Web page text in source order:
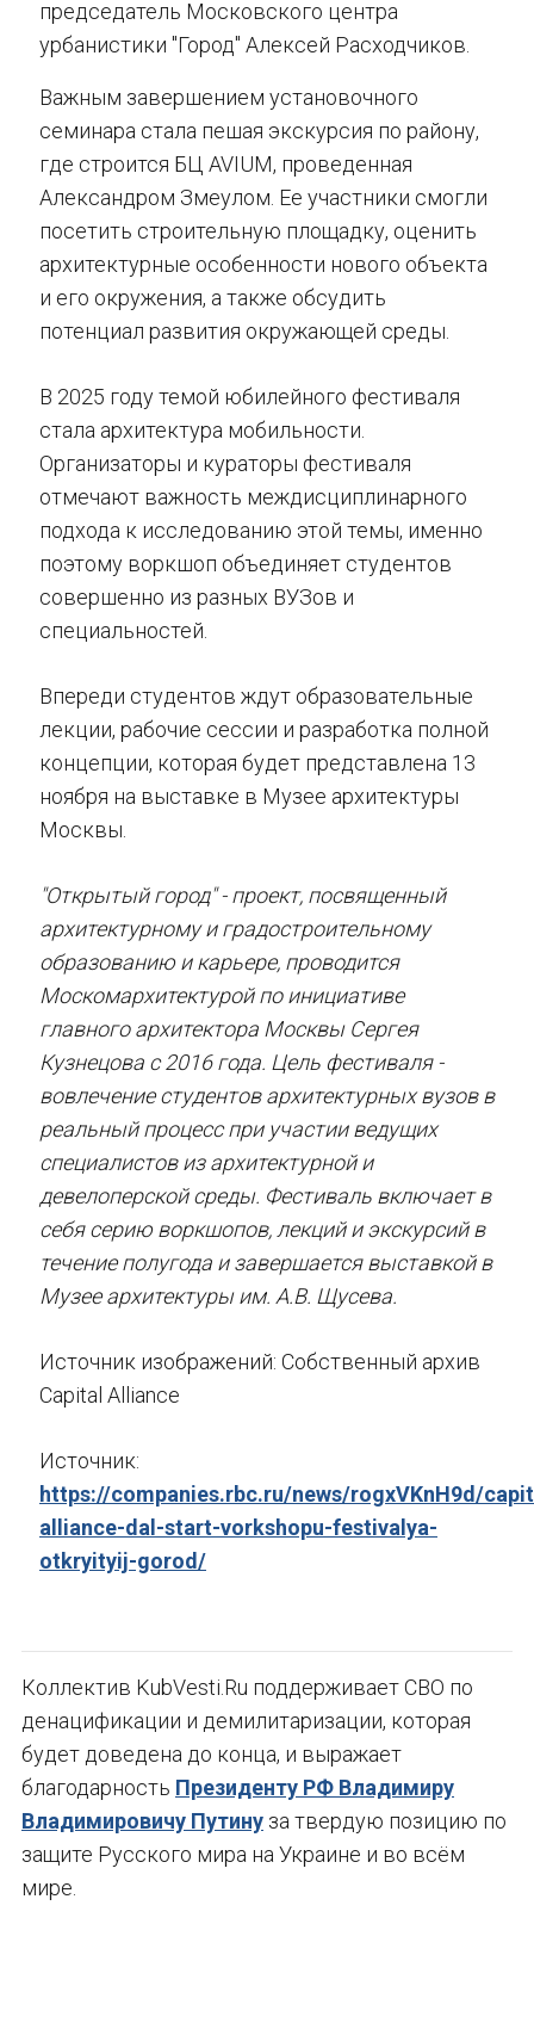
председатель Московского центра
урбанистики "Город" Алексей Расходчиков.
Важным завершением установочного
семинара стала пешая экскурсия по району,
где строится БЦ AVIUM, проведенная
Александром Змеулом. Ее участники смогли
посетить строительную площадку, оценить
архитектурные особенности нового объекта
и его окружения, а также обсудить
потенциал развития окружающей среды.
В 2025 году темой юбилейного фестиваля
стала архитектура мобильности.
Организаторы и кураторы фестиваля
отмечают важность междисциплинарного
подхода к исследованию этой темы, именно
поэтому воркшоп объединяет студентов
совершенно из разных ВУЗов и
специальностей.
Впереди студентов ждут образовательные
лекции, рабочие сессии и разработка полной
концепции, которая будет представлена 13
ноября на выставке в Музее архитектуры
Москвы.
"Открытый город" - проект, посвященный
архитектурному и градостроительному
образованию и карьере, проводится
Москомархитектурой по инициативе
главного архитектора Москвы Сергея
Кузнецова с 2016 года. Цель фестиваля -
вовлечение студентов архитектурных вузов в
реальный процесс при участии ведущих
специалистов из архитектурной и
девелоперской среды. Фестиваль включает в
себя серию воркшопов, лекций и экскурсий в
течение полугода и завершается выставкой в
Музее архитектуры им. А.В. Щусева.
Источник изображений: Собственный архив
Capital Alliance
Источник:
https://companies.rbc.ru/news/rogxVKnH9d/
alliance-dal-start-vorkshopu-festivalya-
otkryityij-gorod/
Коллектив KubVesti.Ru поддерживает СВО по
денацификации и демилитаризации, которая
будет доведена до конца, и выражает
благодарность Президенту РФ Владимиру
Владимировичу Путину за твердую позицию по
защите Русского мира на Украине и во всём
мире.